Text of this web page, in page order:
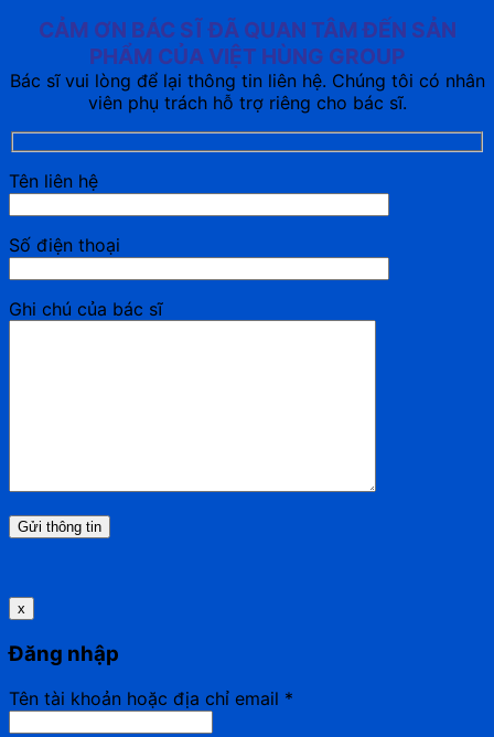
CẢM ƠN BÁC SĨ ĐÃ QUAN TÂM ĐẾN SẢN
PHẨM CỦA VIỆT HÙNG GROUP
Bác sĩ vui lòng để lại thông tin liên hệ. Chúng tôi có nhân
viên phụ trách hỗ trợ riêng cho bác sĩ.
Tên liên hệ
Số điện thoại
Ghi chú của bác sĩ
x
Đăng nhập
Tên tài khoản hoặc địa chỉ email *